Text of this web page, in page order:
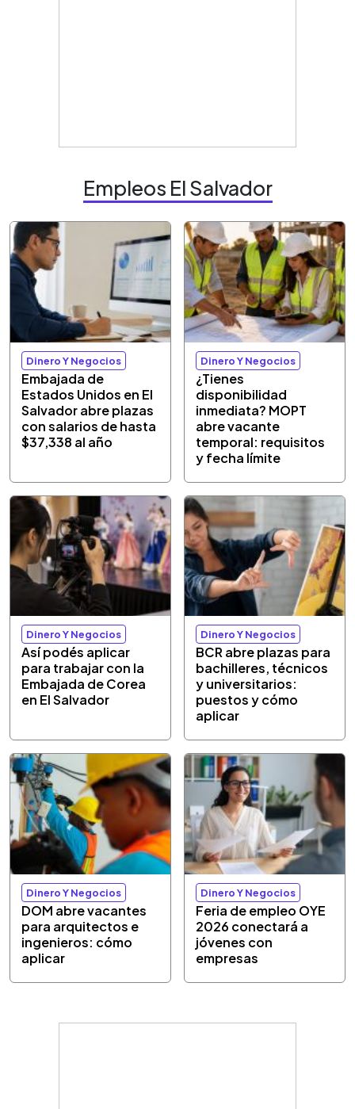
Empleos El Salvador
Dinero Y Negocios
Embajada de
Estados Unidos en El
Salvador abre plazas
con salarios de hasta
$37,338 al año
Dinero Y Negocios
¿Tienes
disponibilidad
inmediata? MOPT
abre vacante
temporal: requisitos
y fecha límite
Dinero Y Negocios
Así podés aplicar
para trabajar con la
Embajada de Corea
en El Salvador
Dinero Y Negocios
BCR abre plazas para
bachilleres, técnicos
y universitarios:
puestos y cómo
aplicar
Dinero Y Negocios
DOM abre vacantes
para arquitectos e
ingenieros: cómo
aplicar
Dinero Y Negocios
Feria de empleo OYE
2026 conectará a
jóvenes con
empresas